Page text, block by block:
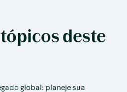
deste
global: planeje sua